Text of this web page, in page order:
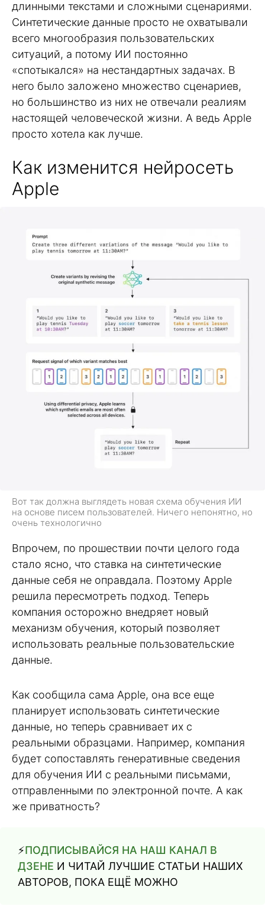
длинными текстами и сложными сценариями.
Синтетические данные просто не охватывали
всего многообразия пользовательских
ситуаций, а потому ИИ постоянно
«спотыкался» на нестандартных задачах. В
него было заложено множество сценариев,
но большинство из них не отвечали реалиям
настоящей человеческой жизни. А ведь Apple
просто хотела как лучше.
Как изменится нейросеть
Apple
Вот так должна выглядеть новая схема обучения ИИ
на основе писем пользователей. Ничего непонятно, но
очень технологично
Впрочем, по прошествии почти целого года
стало ясно, что ставка на синтетические
данные себя не оправдала. Поэтому Apple
решила пересмотреть подход. Теперь
компания осторожно внедряет новый
механизм обучения, который позволяет
использовать реальные пользовательские
данные.
Как сообщила сама Apple, она все еще
планирует использовать синтетические
данные, но теперь сравнивает их с
реальными образцами. Например, компания
будет сопоставлять генеративные сведения
для обучения ИИ с реальными письмами,
отправленными по электронной почте. А как
же приватность?
⚡️ПОДПИСЫВАЙСЯ НА НАШ КАНАЛ В
ДЗЕНЕ И ЧИТАЙ ЛУЧШИЕ СТАТЬИ НАШИХ
АВТОРОВ, ПОКА ЕЩЁ МОЖНО